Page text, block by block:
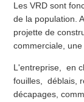
Les VRD sont
de la population.
projette de
commerciale,
L'entreprise, en
fouilles, déblais,
décapages,